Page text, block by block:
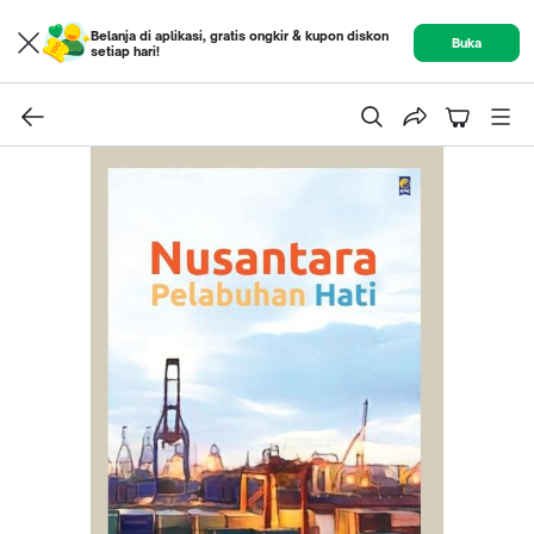
Belanja di aplikasi, gratis ongkir & kupon diskon
setiap hari!
Buka